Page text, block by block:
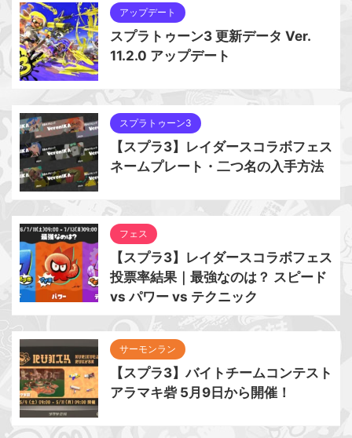
アップデート
スプラトゥーン3 更新データ Ver.
11.2.0 アップデート
スプラトゥーン3
【スプラ3】レイダースコラボフェス
ネームプレート・二つ名の入手方法
フェス
【スプラ3】レイダースコラボフェス
投票率結果｜最強なのは？ スピード
vs パワー vs テクニック
サーモンラン
【スプラ3】バイトチームコンテスト
アラマキ砦 5月9日から開催！